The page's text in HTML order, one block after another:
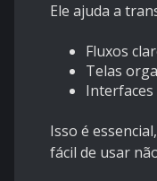
Ele ajuda a
Fluxos
Telas
Interfaces
Isso é
fácil de usar